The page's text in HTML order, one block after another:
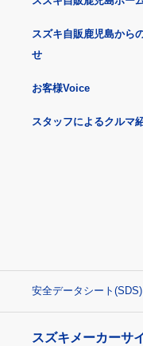
スズキ自販鹿児島から
せ
お客様Voice
スタッフによるクルマ
安全データシート(SDS)
スズキメーカーサ